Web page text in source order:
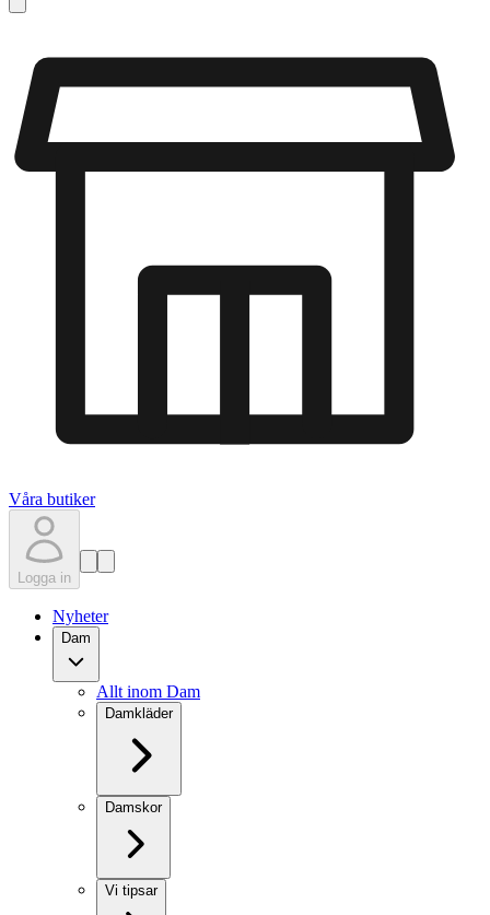
Våra butiker
Logga in
Nyheter
Dam
Allt inom Dam
Damkläder
Damskor
Vi tipsar